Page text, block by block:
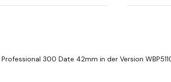
300 Date 42mm in der Version